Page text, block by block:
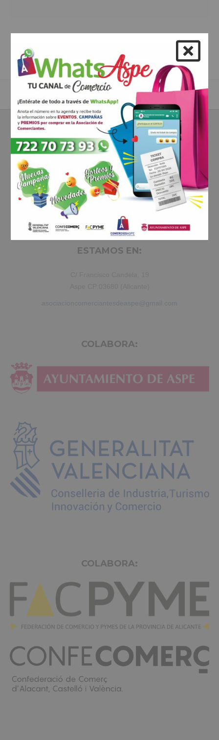
Encuentre toda la información y ofertas del comercio asociado.
Periódicamente publicamos ofertas de los comercios de Aspe.
ESTAMOS EN:
asociacioncomerciantesdeaspe@gmail.com
COLABORA:
COLABORA: